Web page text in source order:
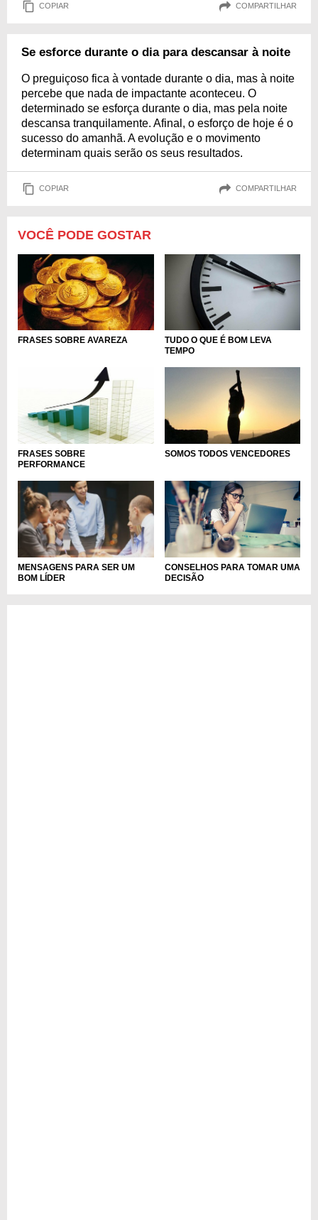
COPIAR COMPARTILHAR
Se esforce durante o dia para descansar à noite
O preguiçoso fica à vontade durante o dia, mas à noite
percebe que nada de impactante aconteceu. O
determinado se esforça durante o dia, mas pela noite
descansa tranquilamente. Afinal, o esforço de hoje é o
sucesso do amanhã. A evolução e o movimento
determinam quais serão os seus resultados.
COPIAR COMPARTILHAR
VOCÊ PODE GOSTAR
FRASES SOBRE AVAREZA
TUDO O QUE É BOM LEVA
TEMPO
FRASES SOBRE
PERFORMANCE
SOMOS TODOS VENCEDORES
MENSAGENS PARA SER UM
BOM LÍDER
CONSELHOS PARA TOMAR UMA
DECISÃO